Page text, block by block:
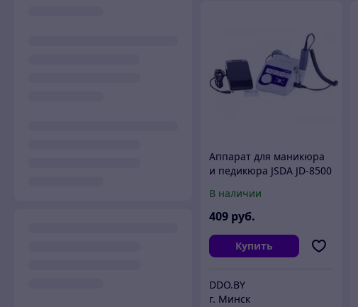
Аппарат для маникюра
и педикюра JSDA JD-8500
В наличии
409 руб.
Купить
DDO.BY
г. Минск